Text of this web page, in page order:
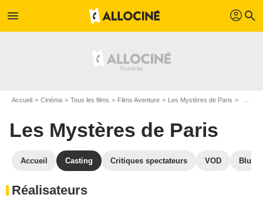
menu profil search
Accueil Cinéma Tous les films Films Aventure Les Mystères de Paris
Les Mystères de Paris
Accueil Casting Critiques spectateurs VOD Blu-
Réalisateurs